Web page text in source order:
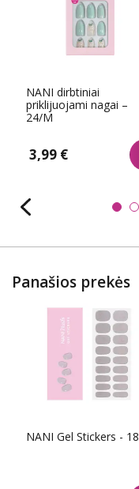
NANI dirbtiniai
priklijuojami nagai –
24/M
3,99 €
Panašios prekės
NANI Gel Stickers - 18